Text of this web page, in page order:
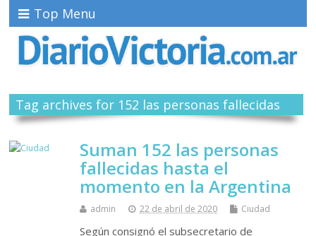
Top Menu
Tag archives for 152 las personas fallecidas
Suman 152 las personas
fallecidas hasta el
momento en la Argentina
admin 22 de abril de 2020 Ciudad
Según consignó el subsecretario de